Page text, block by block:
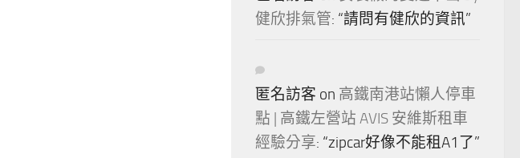
健欣排氣管: “請問有健欣的資訊”
匿名訪客 on 高鐵南港站懶人停車
點 | 高鐵左營站 AVIS 安維斯租車
經驗分享: “zipcar好像不能租A1了”